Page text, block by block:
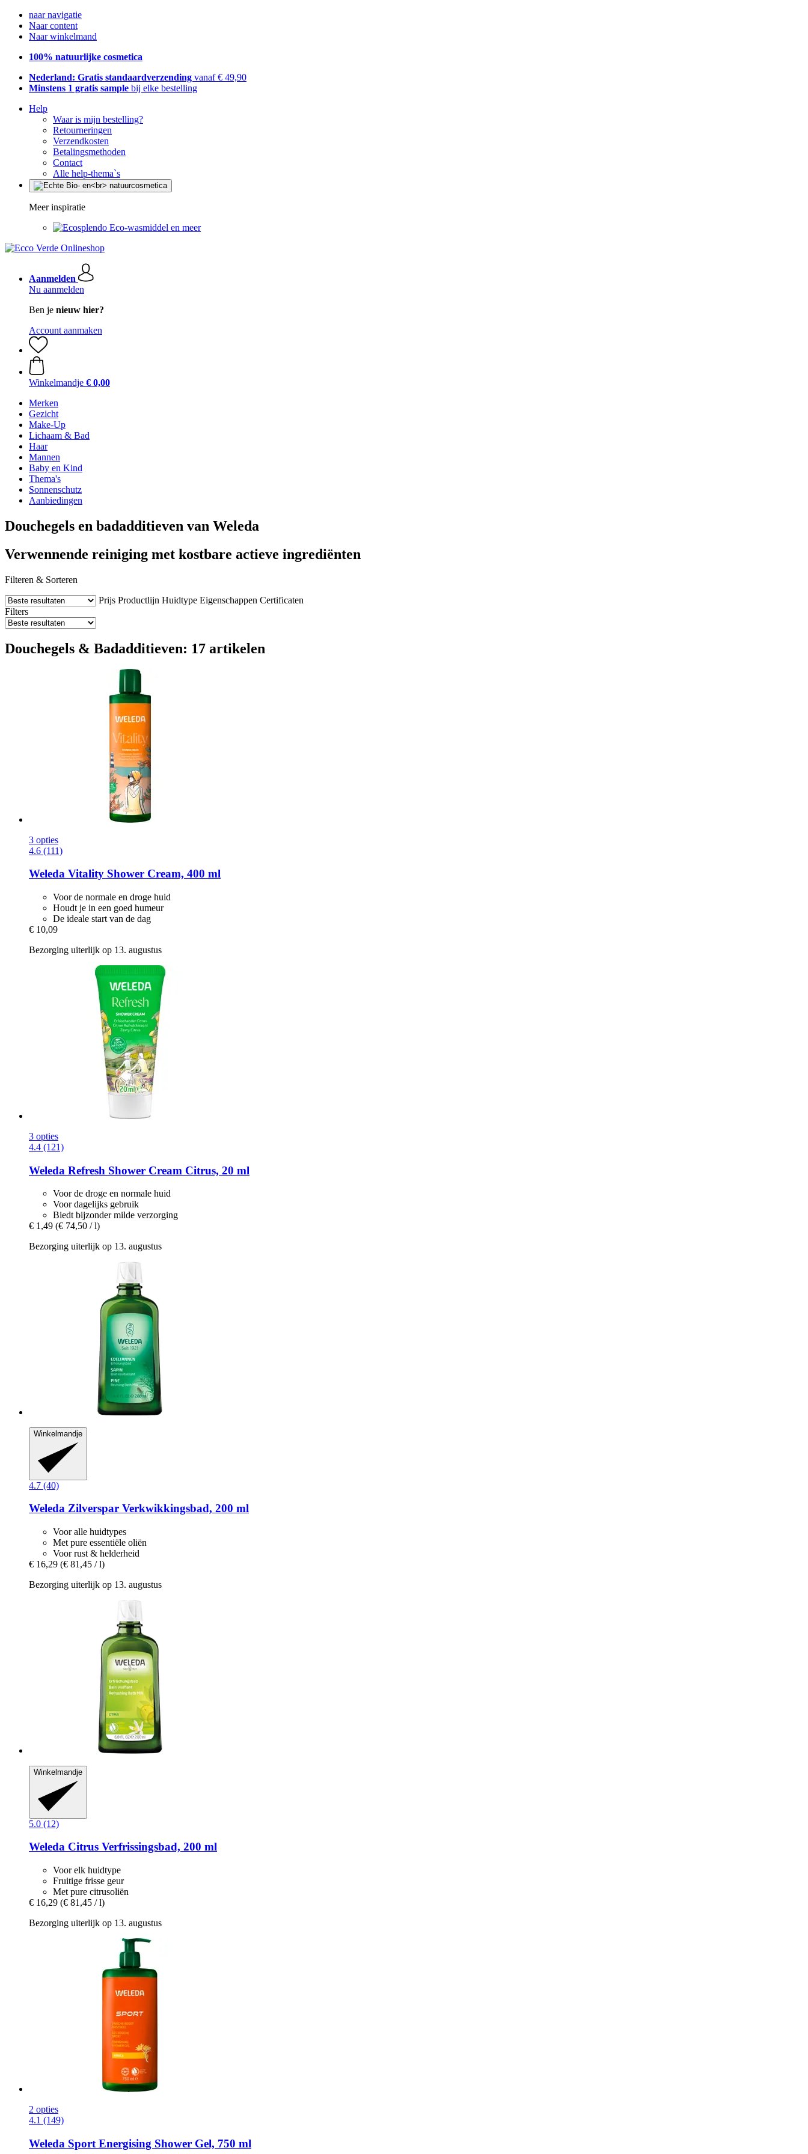
naar navigatie
Naar content
Naar winkelmand
100% natuurlijke cosmetica
Nederland: Gratis standaardverzending vanaf € 49,90
Minstens 1 gratis sample bij elke bestelling
Help
Waar is mijn bestelling?
Retourneringen
Verzendkosten
Betalingsmethoden
Contact
Alle help-thema`s
Meer inspiratie
Eco-wasmiddel en meer
Aanmelden
Nu aanmelden
Ben je nieuw hier?
Account aanmaken
Winkelmandje € 0,00
Merken
Gezicht
Make-Up
Lichaam & Bad
Haar
Mannen
Baby en Kind
Thema's
Sonnenschutz
Aanbiedingen
Douchegels en badadditieven van Weleda
Verwennende reiniging met kostbare actieve ingrediënten
Filteren & Sorteren
Prijs Productlijn Huidtype Eigenschappen Certificaten
Filters
Douchegels & Badadditieven: 17 artikelen
3 opties
4.6 (111)
Weleda Vitality Shower Cream, 400 ml
Voor de normale en droge huid
Houdt je in een goed humeur
De ideale start van de dag
€ 10,09
Bezorging uiterlijk op 13. augustus
3 opties
4.4 (121)
Weleda Refresh Shower Cream Citrus, 20 ml
Voor de droge en normale huid
Voor dagelijks gebruik
Biedt bijzonder milde verzorging
€ 1,49 (€ 74,50 / l)
Bezorging uiterlijk op 13. augustus
Winkelmandje
4.7 (40)
Weleda Zilverspar Verkwikkingsbad, 200 ml
Voor alle huidtypes
Met pure essentiële oliën
Voor rust & helderheid
€ 16,29 (€ 81,45 / l)
Bezorging uiterlijk op 13. augustus
Winkelmandje
5.0 (12)
Weleda Citrus Verfrissingsbad, 200 ml
Voor elk huidtype
Fruitige frisse geur
Met pure citrusoliën
€ 16,29 (€ 81,45 / l)
Bezorging uiterlijk op 13. augustus
2 opties
4.1 (149)
Weleda Sport Energising Shower Gel, 750 ml